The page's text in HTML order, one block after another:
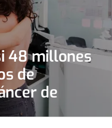
48 millones
de
de